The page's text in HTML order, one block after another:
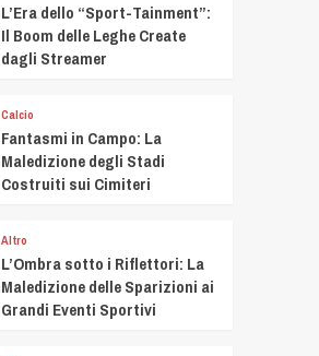
L’Era dello “Sport-Tainment”:
Il Boom delle Leghe Create
dagli Streamer
Calcio
Fantasmi in Campo: La
Maledizione degli Stadi
Costruiti sui Cimiteri
Altro
L’Ombra sotto i Riflettori: La
Maledizione delle Sparizioni ai
Grandi Eventi Sportivi